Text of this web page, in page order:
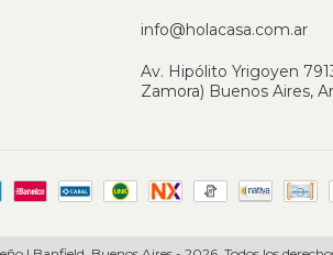
info@holacasa.com.ar
Av. Hipólito Yrigoyen
Zamora) Buenos Aires,